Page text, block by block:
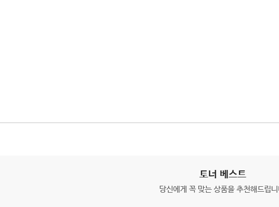
토너 베스트
당신에게 꼭 맞는 상품을 추천해드립니